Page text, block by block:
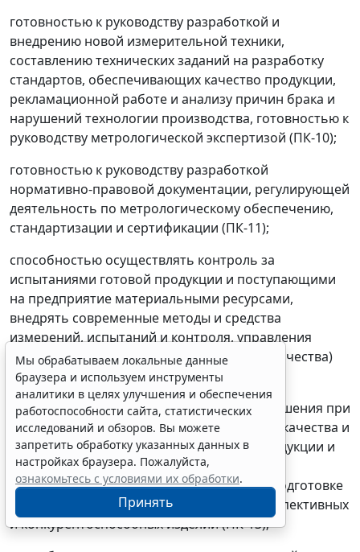
готовностью к руководству разработкой и
внедрению новой измерительной техники,
составлению технических заданий на разработку
стандартов, обеспечивающих качество продукции,
рекламационной работе и анализу причин брака и
нарушений технологии производства, готовностью к
руководству метрологической экспертизой (ПК-10);
готовностью к руководству разработкой
нормативно-правовой документации, регулирующей
деятельность по метрологическому обеспечению,
стандартизации и сертификации (ПК-11);
способностью осуществлять контроль за
испытаниями готовой продукции и поступающими
на предприятие материальными ресурсами,
внедрять современные методы и средства
измерений, испытаний и контроля, управления
программами обеспечения надежности (качества)
новой техники и технологии (ПК-12);
способностью находить рациональные решения при
создании продукции с учетом требований качества и
конкурентоспособности выпускаемой продукции и
функционирования самого предприятия,
участвовать в проведении маркетинга и подготовке
бизнес-планов выпуска и реализации перспективных
и конкурентоспособных изделий (ПК-13);
Мы обрабатываем локальные данные
браузера и используем инструменты
аналитики в целях улучшения и обеспечения
работоспособности сайта, статистических
исследований и обзоров. Вы можете
запретить обработку указанных данных в
настройках браузера. Пожалуйста,
ознакомьтесь с условиями их обработки.
Принять